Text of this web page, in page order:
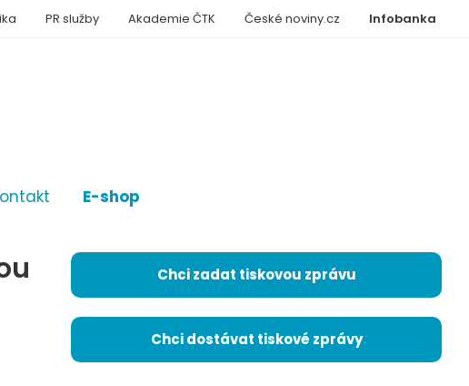
E-shop
Infobanka
PR služby Akademie ČTK České noviny.cz
Chci zadat tiskovou zprávu
Chci dostávat tiskové zprávy